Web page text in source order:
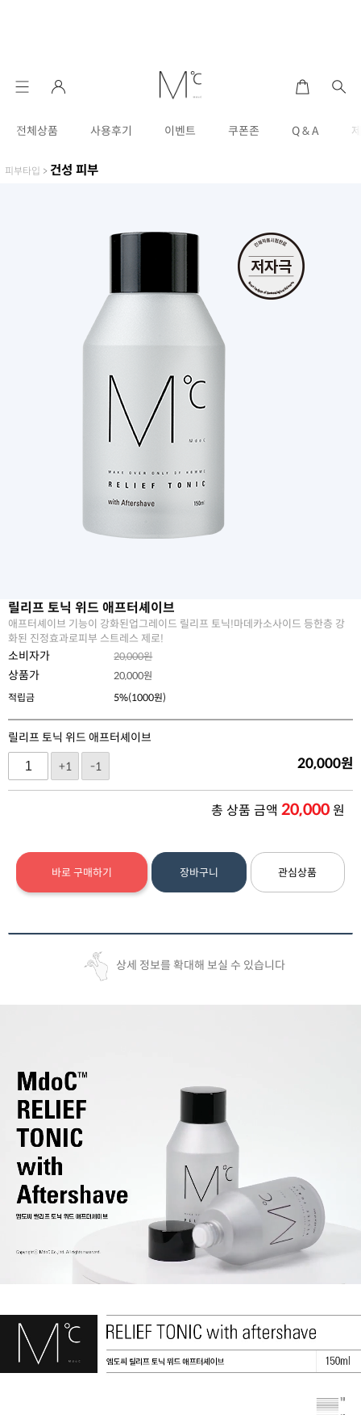
전체상품 사용후기 이벤트 쿠폰존 Q & A
피부타입 > 건성 피부
릴리프 토닉 위드 애프터셰이브
애프터셰이브 기능이 강화된업그레이드 릴리프 토닉!마데카소사이드 등한층 강
화된 진정효과로피부 스트레스 제로!
소비자가 20,000원
상품가 20,000원
적립금
5%(1000원)
릴리프 토닉 위드 애프터셰이브
+1
-1 20,000원
총 상품 금액 20,000원
바로 구매하기 장바구니 관심상품
상세 정보를 확대해 보실 수 있습니다